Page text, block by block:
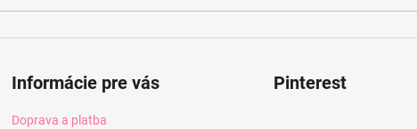
Informácie pre vás
Doprava a platba
Pinterest